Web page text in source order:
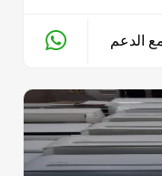
الدعم